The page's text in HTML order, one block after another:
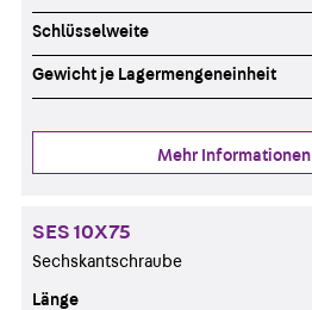
Schlüsselweite
Gewicht je Lagermengeneinheit
Mehr Informationen
SES 10X75
Sechskantschraube
Länge